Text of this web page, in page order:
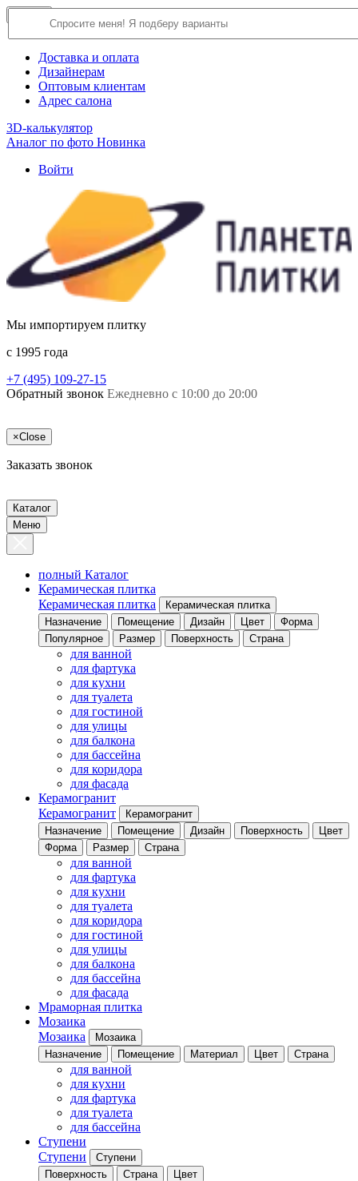
О компании
Доставка и оплата
Дизайнерам
Оптовым клиентам
Адрес салона
3D-калькулятор
Аналог по фото Новинка
Войти
Мы импортируем плитку
c 1995 года
+7 (495) 109-27-15
Обратный звонок Ежедневно с 10:00 до 20:00
×Close
Заказать звонок
Каталог
Меню
полный Каталог
Керамическая плитка
Керамическая плитка
Керамическая плитка
Назначение
Помещение Дизайн Цвет
Форма
Популярное
Размер Поверхность Страна
для ванной
для фартука
для кухни
для туалета
для гостиной
для улицы
для балкона
для бассейна
для коридора
для фасада
Керамогранит
Керамогранит
Керамогранит
Назначение
Помещение Дизайн Поверхность
Цвет
Форма
Размер Страна
для ванной
для фартука
для кухни
для туалета
для коридора
для гостиной
для улицы
для балкона
для бассейна
для фасада
Мраморная плитка
Мозаика
Мозаика
Мозаика
Назначение
Помещение Материал Цвет Страна
для ванной
для кухни
для фартука
для туалета
для бассейна
Ступени
Ступени
Ступени
Поверхность
Страна Цвет